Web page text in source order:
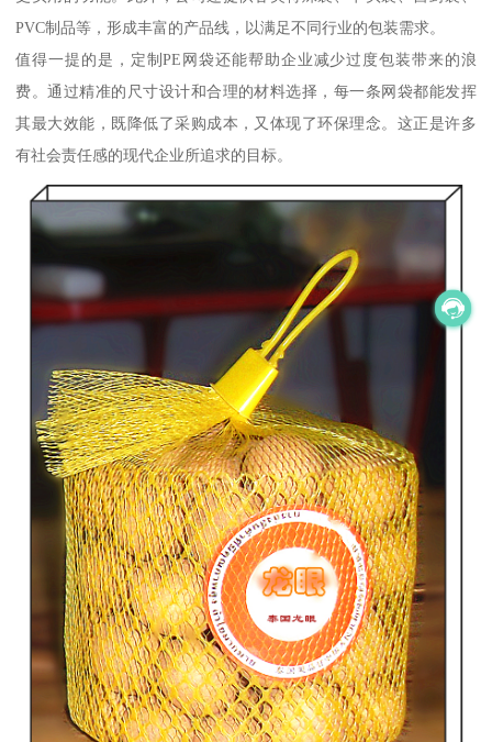
PVC制品等，形成丰富的产品线，以满足不同行业的包装需求。
值得一提的是，定制PE网袋还能帮助企业减少过度包装带来的浪
费。通过精准的尺寸设计和合理的材料选择，每一条网袋都能发挥
其最大效能，既降低了采购成本，又体现了环保理念。这正是许多
有社会责任感的现代企业所追求的目标。